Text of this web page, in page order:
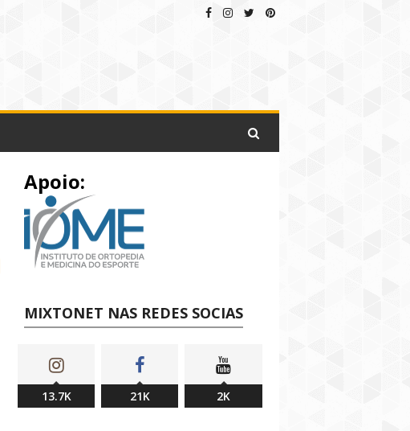
Apoio:
MIXTONET NAS REDES SOCIAS
13.7K 21K 2K